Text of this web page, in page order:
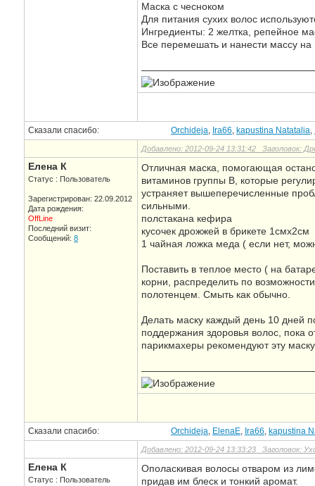
Маска с чесноком
Для питания сухих волос
Ингредиенты: 2 желтка, репейное
Все перемешать и нанести массу
Сказали спасибо: Orchideja, Ira66, kapustina Natatalia,
Добавлено: 2012-09-24 13:31:42 Заголовок:
Елена К
Статус : Пользователь
Зарегистрирован: 22.09.2012
Дата рождения:
OffLine
Последний визит:
Сообщений: 8
Отличная маска, помогающая
витаминов группы В, которые
устраняет вышеперечисленные
сильными.
полстакана кефира
кусочек дрожжей в брикете 1смх2см
1 чайная ложка меда ( если нет,
Поставить в теплое место ( на
корни, распределить по
полотенцем. Смыть как обычно.
Делать маску каждый день 10 дней
поддержания здоровья волос, пока
парикмахеры рекомендуют эту
Сказали спасибо: Orchideja, ElenaE, Ira66, kapustina
Добавлено: 2012-09-24 13:33:23 Заголовок:
Елена К
Статус : Пользователь
Ополаскивая волосы отваром из
придав им блеск и тонкий аромат.